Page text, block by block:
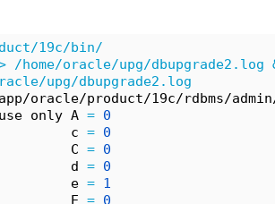
19c/bin/
/home/oracle/upg/dbupgrade2.log
upg/dbupgrade2.log
oracle/product/19c/rdbms/
only A = 0
c = 0
C = 0
d = 0
e = 1
E = 0